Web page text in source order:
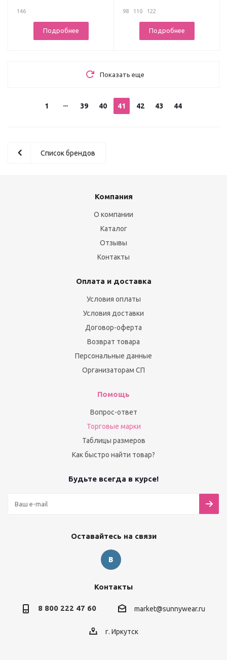
146
Подробнее
98 110 122
Подробнее
Показать еще
1 39 40 41 42 43 44
Список брендов
Компания
О компании
Каталог
Отзывы
Контакты
Оплата и доставка
Условия оплаты
Условия доставки
Договор-оферта
Возврат товара
Персональные данные
Организаторам СП
Помощь
Вопрос-ответ
Торговые марки
Таблицы размеров
Как быстро найти товар?
Будьте всегда в курсе!
Оставайтесь на связи
Контакты
8 800 222 47 60 market@sunnywear.ru
г. Иркутск